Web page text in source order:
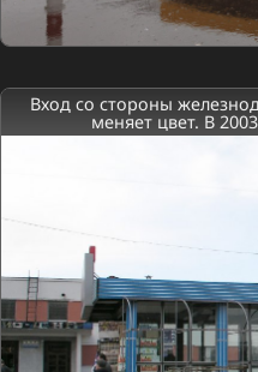
Вход со стороны
меняет цвет. В